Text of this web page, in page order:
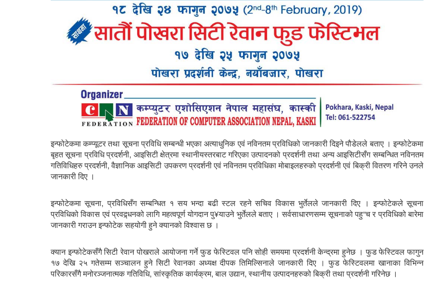
इन्फोटेकमा कम्प्यूटर तथा सूचना प्रविधि सम्बन्धी भएका अत्याधुनिक एवं नविनतम प्रविधिको जानकारी दिइने पौडेलले बताए । इन्फोटेकमा
बृहत सूचना प्रविधि प्रदर्शनी, आइसिटी क्षेत्रमा स्थानीयस्तरबाट गरिएका उत्पादनको प्रदर्शनी तथा अन्य आइसिटीसँग सम्बन्धित नविनतम
गतिविधिहरु प्रदर्शनी, वैज्ञानिक आइसिटी उपकरण प्रदर्शनी एवं नविनतम प्रविधिका मोबाइलहरुको प्रदर्शनी एवं बिक्री वितरण गरिने उनले
जानकारी दिए ।
इन्फोटेकमा सूचना, प्रविधिसँग सम्बन्धित १ सय भन्दा बढी स्टल रहने सचिव विकास भुर्तेलले जानकारी दिए । इन्फोटेकले सूचना
प्रविधिको विकास एवं प्रवद्र्धनको लागि महत्वपूर्ण योगदान पु¥याउने भुर्तेलले बताए । सर्वसाधारणसम्म सूचनाको पहु“च र प्रविधिको बारेमा
जानकारी गराउन इन्फोटेक सहयोगी हुने क्यानको विश्वास छ ।
क्यान इन्फोटेकसँगै सिटी रेवान पोखराले आयोजना गर्ने फुड फेस्टिवल पनि सोही समयमा प्रदर्शनी केन्द्रमा हुनेछ । फुड फेस्टिवल फागुन
१७ देखि २५ गतेसम्म सञ्चालन हुने सिटी रेवानका अध्यक्ष दीपक तिमिल्सिनाले जानकारी दिए । फुड फेस्टिवलमा खानाका विभिन्न
परिकारसँगै मनोरञ्जनात्मक गतिविधि, सांस्कृतिक कार्यक्रम, बाल उद्यान, स्थानीय उत्पादनहरुको बिक्री तथा प्रदर्शनी गरिनेछ ।